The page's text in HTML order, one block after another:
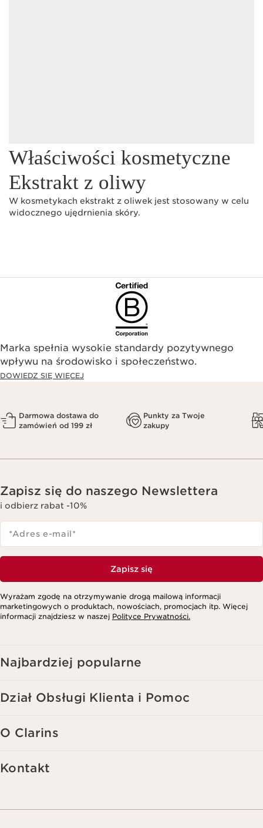
Właściwości kosmetyczne
Ekstrakt z oliwy
W kosmetykach ekstrakt z oliwek jest stosowany w celu
widocznego ujędrnienia skóry.
Marka spełnia wysokie standardy pozytywnego
wpływu na środowisko i społeczeństwo.​
DOWIEDZ SIĘ WIĘCEJ
Darmowa dostawa do
zamówień od 199 zł
Punkty za Twoje
zakupy
Zapisz się do naszego Newslettera
i odbierz rabat -10%
*Adres e-mail*
Zapisz się
Wyrażam zgodę na otrzymywanie drogą mailową informacji
marketingowych o produktach, nowościach, promocjach itp. Więcej
informacji znajdziesz w naszej Polityce Prywatności.
Najbardziej popularne
Dział Obsługi Klienta i Pomoc
O Clarins
Kontakt